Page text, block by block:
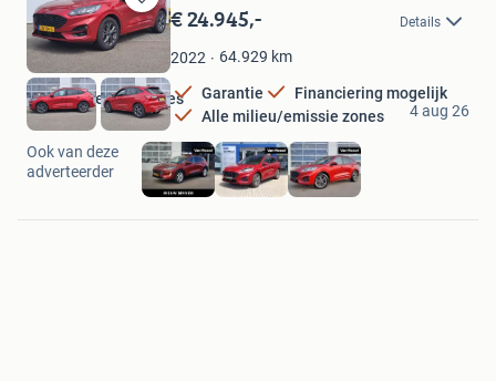
Bewaren
in
Favorieten
€ 24.945,- Details
2022 64.929 km
Garantie
Financiering mogelijk
Alle milieu/emissie zones
Van Mossel Ford Goes
Goes
4 aug 26
Ook van deze
adverteerder